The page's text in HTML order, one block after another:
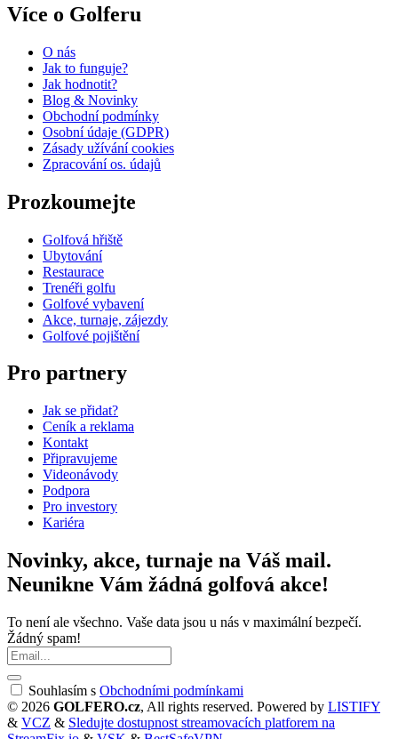
Více o Golferu
O nás
Jak to funguje?
Jak hodnotit?
Blog & Novinky
Obchodní podmínky
Osobní údaje (GDPR)
Zásady užívání cookies
Zpracování os. údajů​
Prozkoumejte
Golfová hřiště
Ubytování
Restaurace
Trenéři golfu
Golfové vybavení
Akce, turnaje, zájezdy
Golfové pojištění
Pro partnery
Jak se přidat?
Ceník a reklama
Kontakt
Připravujeme
Videonávody
Podpora
Pro investory
Kariéra
Novinky, akce, turnaje na Váš mail.
Neunikne Vám žádná golfová akce!
To není ale všechno. Vaše data jsou u nás v maximální bezpečí.
Žádný spam!
Souhlasím s Obchodními podmínkami
© 2026 GOLFERO.cz, All rights reserved. Powered by LISTIFY
& VCZ & Sledujte dostupnost streamovacích platforem na